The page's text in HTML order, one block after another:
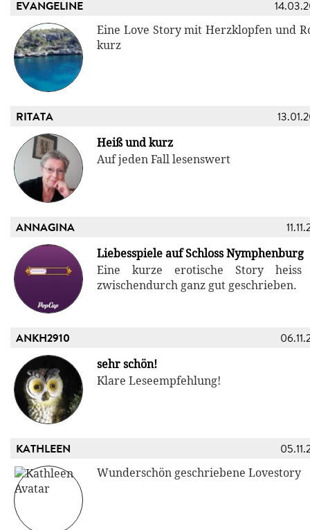
EVANGELINE
Eine Love Story mit Herzklopfen und
kurz
RITATA
Heiß und kurz
Auf jeden Fall lesenswert
ANNAGINA
Liebesspiele auf Schloss Nymphenburg
Eine kurze erotische Story
zwischendurch ganz gut geschrieben.
ANKH2910
sehr schön!
Klare Leseempfehlung!
KATHLEEN
Wunderschön geschriebene Lovestory